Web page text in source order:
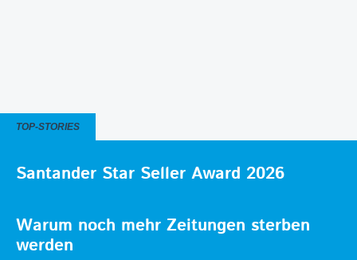
TOP-STORIES
Santander Star Seller Award 2026
Warum noch mehr Zeitungen sterben
werden